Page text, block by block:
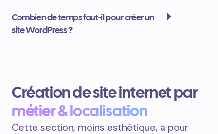
Combien de temps faut-il pour créer un
site WordPress ?
Création de site internet par
métier & localisation
Cette section, moins esthétique, a pour